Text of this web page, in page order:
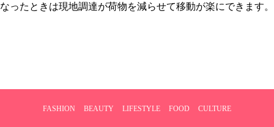
なったときは現地調達が荷物を減らせて移動が楽にできます。
FASHION BEAUTY LIFESTYLE FOOD CULTURE